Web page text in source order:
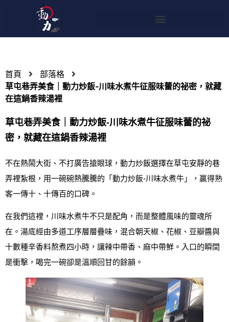
首頁
部落格
草屯巷弄美食｜動力炒飯‑川味水煮牛征服味蕾的祕密，就藏
在這鍋香辣湯裡
草屯巷弄美食｜動力炒飯‑川味水煮牛征服味蕾的祕
密，就藏在這鍋香辣湯裡
不在熱鬧大街、不打廣告搶眼球，動力炒飯選擇在草屯安靜的巷
弄裡紮根，用一碗碗熱騰騰的「動力炒飯‑川味水煮牛」，贏得熟
客一傳十、十傳百的口碑。
在我們這裡，川味水煮牛不只是配角，而是整體風味的靈魂所
在。湯底經由多道工序層層疊味，混合朝天椒、花椒、豆瓣醬與
十數種辛香料熬煮四小時，讓辣中帶香、麻中帶鮮。入口的瞬間
是衝擊，喝完一碗卻是溫順回甘的餘韻。